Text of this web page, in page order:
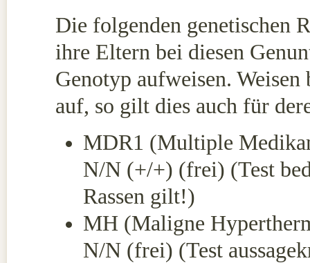
Die folgenden genetischen
ihre Eltern bei diesen
Genotyp aufweisen.
auf, so gilt dies auch für
MDR1 (Multiple
N/N (+/+) (frei) (Test
Rassen gilt!)
MH (Maligne
N/N (frei) (Test